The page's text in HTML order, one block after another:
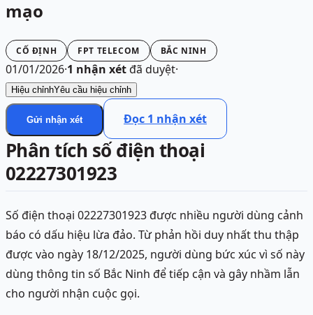
mạo
CỐ ĐỊNH FPT TELECOM BẮC NINH
01/01/2026·1 nhận xétđã duyệt·
Hiệu chỉnhYêu cầu hiệu chỉnh
Gửi nhận xét Đọc 1 nhận xét
Phân tích số điện thoại
02227301923
Số điện thoại 02227301923 được nhiều người dùng cảnh
báo có dấu hiệu lừa đảo. Từ phản hồi duy nhất thu thập
được vào ngày 18/12/2025, người dùng bức xúc vì số này
dùng thông tin số Bắc Ninh để tiếp cận và gây nhầm lẫn
cho người nhận cuộc gọi.